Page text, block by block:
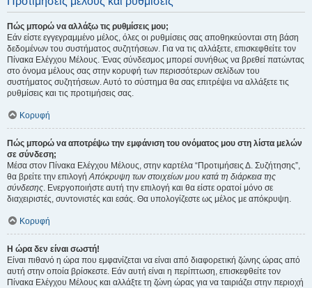
Πώς μπορώ να αλλάξω τις ρυθμίσεις μου;
Εάν είστε εγγεγραμμένο μέλος, όλες οι ρυθμίσεις σας αποθηκεύονται στη βάση
δεδομένων του συστήματος συζητήσεων. Για να τις αλλάξετε, επισκεφθείτε τον
Πίνακα Ελέγχου Μέλους. Ένας σύνδεσμος μπορεί συνήθως να βρεθεί πατώντας
στο όνομα μέλους σας στην κορυφή των περισσότερων σελίδων του
συστήματος συζητήσεων. Αυτό το σύστημα θα σας επιτρέψει να αλλάξετε τις
ρυθμίσεις και τις προτιμήσεις σας.
Κορυφή
Πώς μπορώ να αποτρέψω την εμφάνιση του ονόματος μου στη λίστα μελών
σε σύνδεση;
Μέσα στον Πίνακα Ελέγχου Μέλους, στην καρτέλα “Προτιμήσεις Δ. Συζήτησης”,
θα βρείτε την επιλογήΑπόκρυψη των στοιχείων μου κατά τη διάρκεια της
σύνδεσης. Ενεργοποιήστε αυτή την επιλογή και θα είστε ορατοί μόνο σε
διαχειριστές, συντονιστές και εσάς. Θα υπολογίζεστε ως μέλος με απόκρυψη.
Κορυφή
Η ώρα δεν είναι σωστή!
Είναι πιθανό η ώρα που εμφανίζεται να είναι από διαφορετική ζώνης ώρας από
αυτή στην οποία βρίσκεστε. Εάν αυτή είναι η περίπτωση, επισκεφθείτε τον
Πίνακα Ελέγχου Μέλους και αλλάξτε τη ζώνη ώρας για να ταιριάζει στην περιοχή